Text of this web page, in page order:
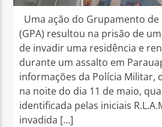
Uma ação do Grupamento de
(GPA) resultou na prisão de
de invadir uma residência e
durante um assalto em
informações da Polícia Militar,
na noite do dia 11 de maio,
identificada pelas iniciais
invadida […]